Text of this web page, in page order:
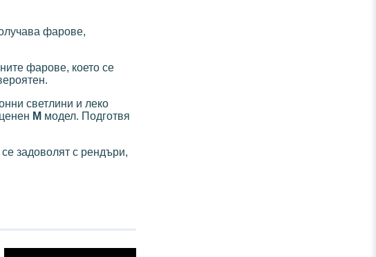
фарове,
фарове, което се
светлини и леко
M модел. Подготвя
задоволят с рендъри,